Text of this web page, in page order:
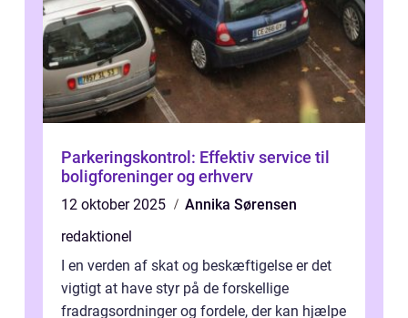
Parkeringskontrol: Effektiv service til
boligforeninger og erhverv
12 oktober 2025
Annika Sørensen
redaktionel
I en verden af skat og beskæftigelse er det
vigtigt at have styr på de forskellige
fradragsordninger og fordele, der kan hjælpe